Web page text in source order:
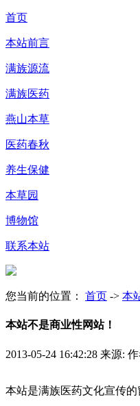
首页
本站前言
满族源流
满族医药
燕山本草
医药春秋
养生保健
本草园
博物馆
联系本站
您当前的位置： 首页 -> 本
本站不是商业性网站！
2013-05-24 16:42:28 来源: 作
本站是满族医药文化宣传的